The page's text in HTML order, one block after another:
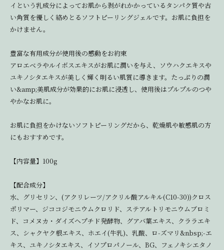
イという乳成分によってお肌から剥がれかかっているタンパク質や古
い角質を優しく絡めとるソフトピーリングジェルです。お肌に負担を
かけません。
豊富な有用成分が使用後の感動をお約束
アロエベラやルイボスエキスがお肌に潤いを与え、ソウハクエキスや
ユキノシタエキスが美しく輝く明るい肌質に導きます。たっぷりの潤
い&amp;美肌成分が効果的にお肌に浸透し、使用後はプルプルのつや
やかなお肌に。
お肌に負担をかけないソフトピーリングだから、乾燥肌や敏感肌の方
にもおすすめです。
【内容量】100g
【配合成分】
水、グリセリン、(アクリレーツ/アクリル酸アルキル(C10-30))クロス
ポリマー、ジココジモニウムクロリド、ステアルトリモニウムブロミ
ド、コメヌカ・ダイズヘプチド発酵物、グアバ葉エキス、クララエキ
ス、シャクヤク根エキス、ホエイ(牛乳)、乳酸、ロ-ズマリ&nbsp;-エ
キス、ユキノシタエキス、イソプロパノール、BG、フェノキシエタノ